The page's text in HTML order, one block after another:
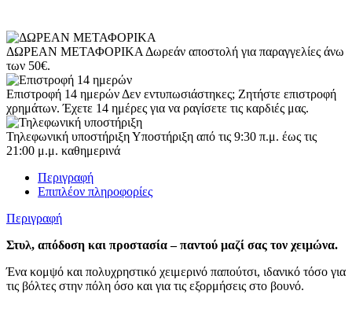
ΔΩΡΕΑΝ ΜΕΤΑΦΟΡΙΚΑ Δωρεάν αποστολή για παραγγελίες άνω
των 50€.
Επιστροφή 14 ημερών Δεν εντυπωσιάστηκες; Ζητήστε επιστροφή
χρημάτων. Έχετε 14 ημέρες για να ραγίσετε τις καρδιές μας.
Τηλεφωνική υποστήριξηΥποστήριξη από τις 9:30 π.μ. έως τις
21:00 μ.μ. καθημερινά
Περιγραφή
Επιπλέον πληροφορίες
Περιγραφή
Στυλ, απόδοση και προστασία – παντού μαζί σας τον χειμώνα.
Ένα κομψό και πολυχρηστικό χειμερινό παπούτσι, ιδανικό τόσο για
τις βόλτες στην πόλη όσο και για τις εξορμήσεις στο βουνό.